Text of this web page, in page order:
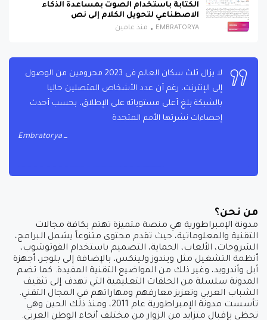
الكتابة باستخدام الصوت بمساعدة الذكاء
الاصطناعي لتحويل الكلام إلى نص
EMBRATORYA منذ عامين
لا يزال ثلث سكان العالم في 2023 محرومين من الوصول
إلى الإنترنت، رغم أن عدد الأشخاص المتصلين حاليا
بالشبكة بلغ أعلى مستوياته على الإطلاق، بحسب أحدث
إحصاءات نشرتها الأمم المتحدة
Embratorya
من نحن؟
مدونة الإمبراطورية هي منصة متميزة تهتم بكافة مجالات
التقنية والمعلوماتية، حيث تقدم محتوى متنوعاً يشمل البرامج،
الشروحات، الألعاب، الحماية، التصميم باستخدام الفوتوشوب،
أنظمة التشغيل مثل ويندوز ولينكس، بالإضافة إلى بلوجر، أجهزة
أبل وأندرويد، وغير ذلك من المواضيع التقنية المفيدة. كما تضم
المدونة سلسلة من الحلقات التعليمية التي تهدف إلى تثقيف
الشباب العربي وتعزيز معارفهم ومهاراتهم في المجال التقني.
تأسست مدونة الإمبراطورية عام 2011، ومنذ ذلك الحين وهي
تحظى بإقبال متزايد من الزوار من مختلف أنحاء الوطن العربي.